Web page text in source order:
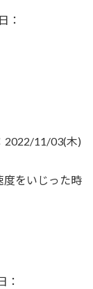
：
2022/11/03(木)
度をいじった時
：